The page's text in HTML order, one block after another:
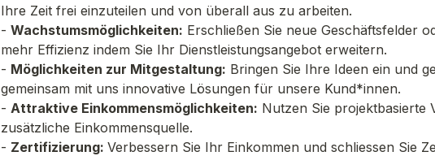
Ihre Zeit frei einzuteilen und von überall aus zu arbeiten.
- Wachstumsmöglichkeiten: Erschließen Sie neue Geschäftsfelder
mehr Effizienz indem Sie Ihr Dienstleistungsangebot erweitern.
- Möglichkeiten zur Mitgestaltung: Bringen Sie Ihre Ideen ein und
gemeinsam mit uns innovative Lösungen für unsere Kund*innen.
- Attraktive Einkommensmöglichkeiten: Nutzen Sie projektbasierte
zusätzliche Einkommensquelle.
- Zertifizierung: Verbessern Sie Ihr Einkommen und schliessen Sie